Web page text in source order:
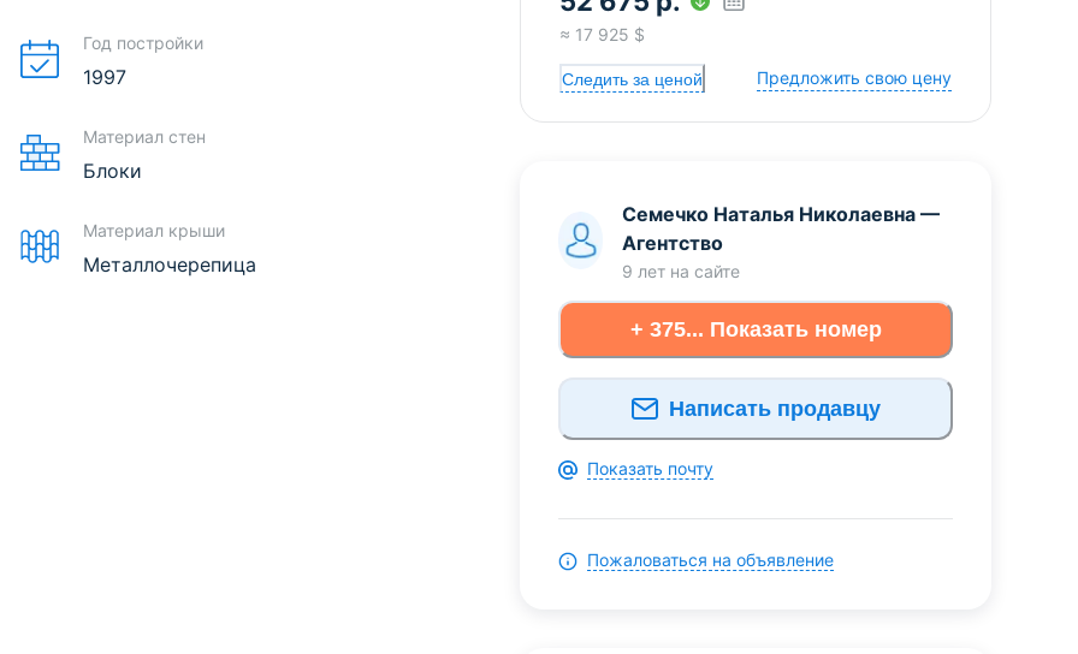
Год постройки
1997
Материал стен
Блоки
Материал крыши
Металлочерепица
≈ 17 925 $
Следить за ценой Предложить свою цену
Семечко Наталья Николаевна —
Агентство
9 лет на сайте
+ 375... Показать номер
Написать продавцу
Показать почту
Пожаловаться на объявление